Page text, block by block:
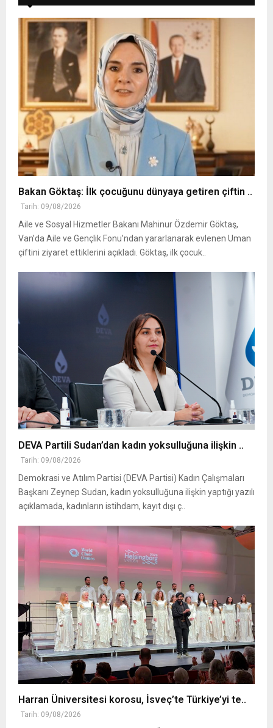
Bakan Göktaş: İlk çocuğunu dünyaya getiren çiftin ..
Tarih: 09/08/2026
Aile ve Sosyal Hizmetler Bakanı Mahinur Özdemir Göktaş,
Van’da Aile ve Gençlik Fonu’ndan yararlanarak evlenen Uman
çiftini ziyaret ettiklerini açıkladı. Göktaş, ilk çocuk..
DEVA Partili Sudan’dan kadın yoksulluğuna ilişkin ..
Tarih: 09/08/2026
Demokrasi ve Atılım Partisi (DEVA Partisi) Kadın Çalışmaları
Başkanı Zeynep Sudan, kadın yoksulluğuna ilişkin yaptığı yazılı
açıklamada, kadınların istihdam, kayıt dışı ç..
Harran Üniversitesi korosu, İsveç’te Türkiye’yi te..
Tarih: 09/08/2026